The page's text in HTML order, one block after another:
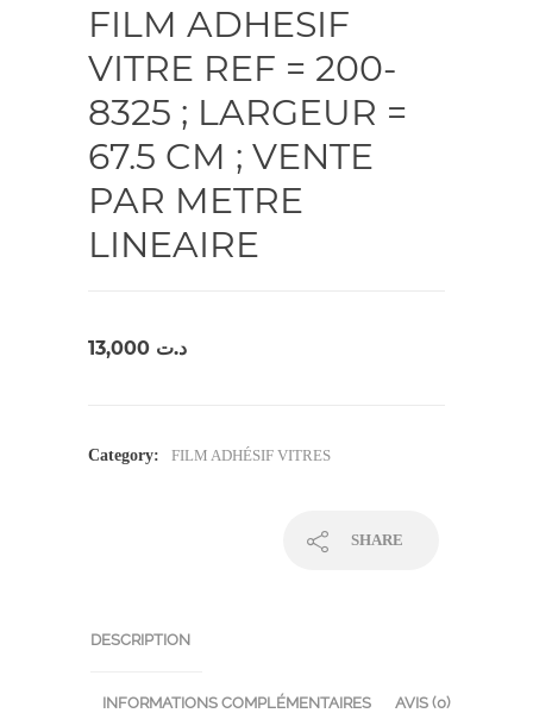
FILM ADHESIF
VITRE REF = 200-
8325 ; LARGEUR =
67.5 CM ; VENTE
PAR METRE
LINEAIRE
د.ت
Category: FILM ADHÉSIF VITRES
SHARE
DESCRIPTION
INFORMATIONS COMPLÉMENTAIRES AVIS (0)